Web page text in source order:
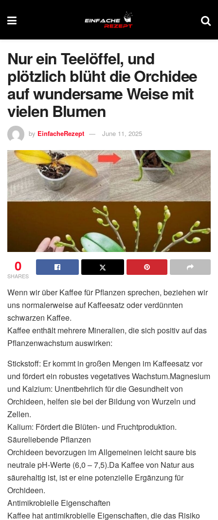
Nur ein Teelöffel, und
plötzlich blüht die Orchidee
auf wundersame Weise mit
vielen Blumen
by EinfacheRezept June 11, 2025
0
SHARES
Wenn wir über Kaffee für Pflanzen sprechen, beziehen wir
uns normalerweise auf Kaffeesatz oder verdünnten
schwarzen Kaffee.
Kaffee enthält mehrere Mineralien, die sich positiv auf das
Pflanzenwachstum auswirken:
Stickstoff: Er kommt in großen Mengen im Kaffeesatz vor
und fördert ein robustes vegetatives Wachstum.Magnesium
und Kalzium: Unentbehrlich für die Gesundheit von
Orchideen, helfen sie bei der Bildung von Wurzeln und
Zellen.
Kalium: Fördert die Blüten- und Fruchtproduktion.
Säureliebende Pflanzen
Orchideen bevorzugen im Allgemeinen leicht saure bis
neutrale pH-Werte (6,0 – 7,5).Da Kaffee von Natur aus
säurehaltig ist, ist er eine potenzielle Ergänzung für
Orchideen.
Antimikrobielle Eigenschaften
Kaffee hat antimikrobielle Eigenschaften, die das Risiko